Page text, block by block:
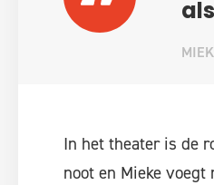
In het theater is de
noot en Mieke voegt